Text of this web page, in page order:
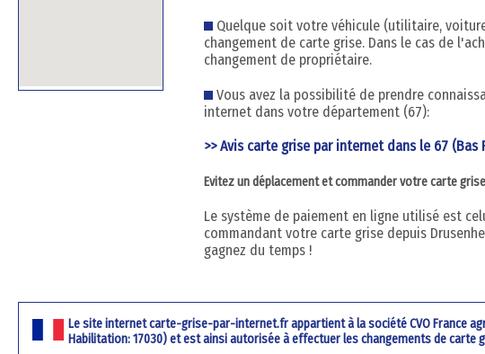
Quelque soit votre véhicule (utilitaire,
changement de carte grise. Dans le cas de
changement de propriétaire.
Vous avez la possibilité de prendre
internet dans votre département (67):
>> Avis carte grise par internet dans le 67 (Bas
Evitez un déplacement et commander votre carte
Le système de paiement en ligne utilisé est
commandant votre carte grise depuis
gagnez du temps !
Le site internet carte-grise-par-internet.fr appartient à la société CVO France
Habilitation: 17030) et est ainsi autorisée à effectuer les changements de carte